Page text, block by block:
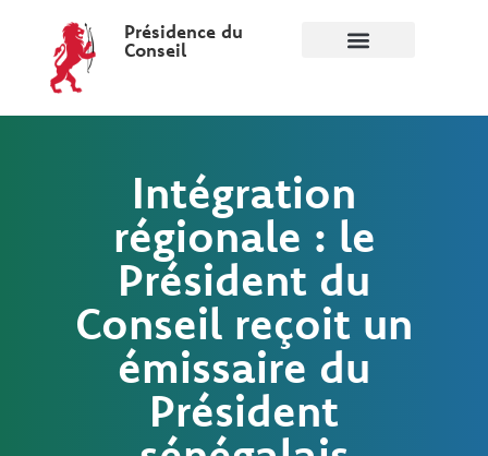
Présidence du
Conseil
Intégration
régionale : le
Président du
Conseil reçoit un
émissaire du
Président